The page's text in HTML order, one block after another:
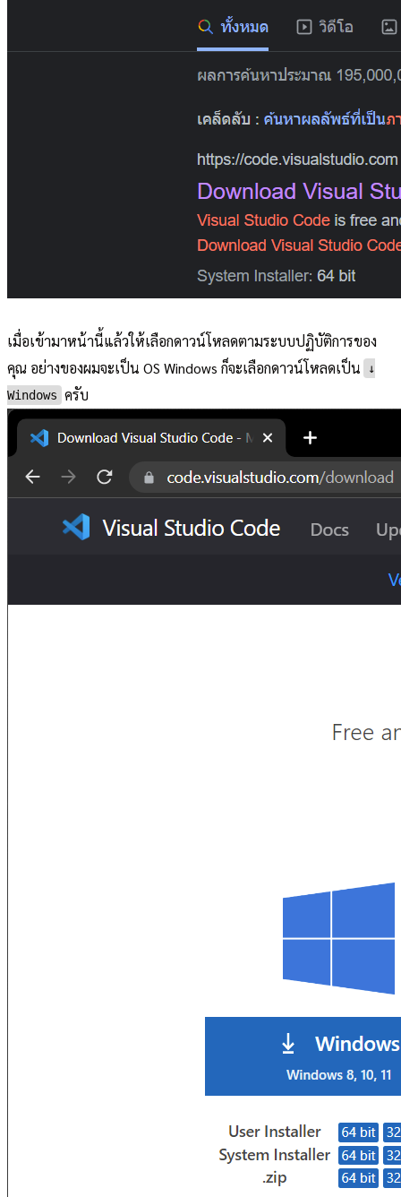
เมื่อเข้ามาหน้านี้แล้วให้เลือกดาวน์โหลดตามระบบปฏิบัติการของ
คุณ อย่างของผมจะเป็น OS Windows ก็จะเลือกดาวน์โหลดเป็น
↓
Windows ครับ